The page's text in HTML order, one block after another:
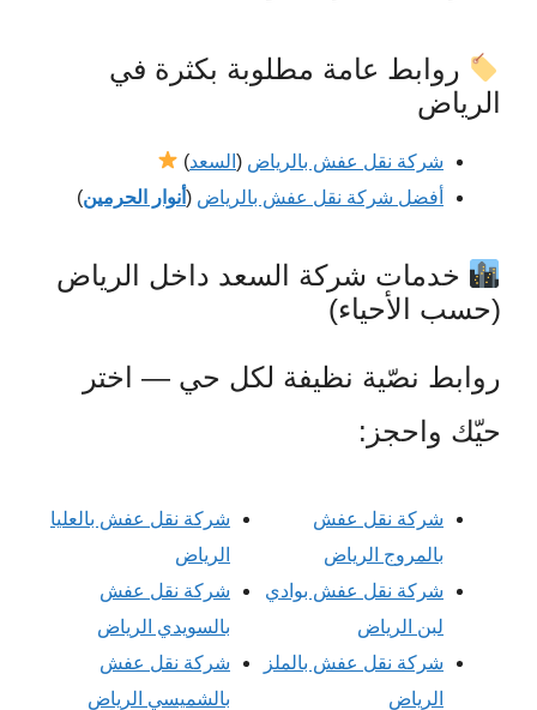
روابط عامة مطلوبة بكثرة في
الرياض
شركة نقل عفش بالرياض ( السعد)
أفضل شركة نقل عفش بالرياض ( أنوار الحرمين)
خدمات شركة السعد داخل الرياض
(حسب الأحياء)
روابط نصّية نظيفة لكل حي — اختر
حيّك واحجز:
شركة نقل عفش
بالمروج الرياض
شركة نقل عفش بوادي
لبن الرياض
شركة نقل عفش بالملز
الرياض
شركة نقل عفش بالعليا
الرياض
شركة نقل عفش
بالسويدي الرياض
شركة نقل عفش
بالشميسي الرياض